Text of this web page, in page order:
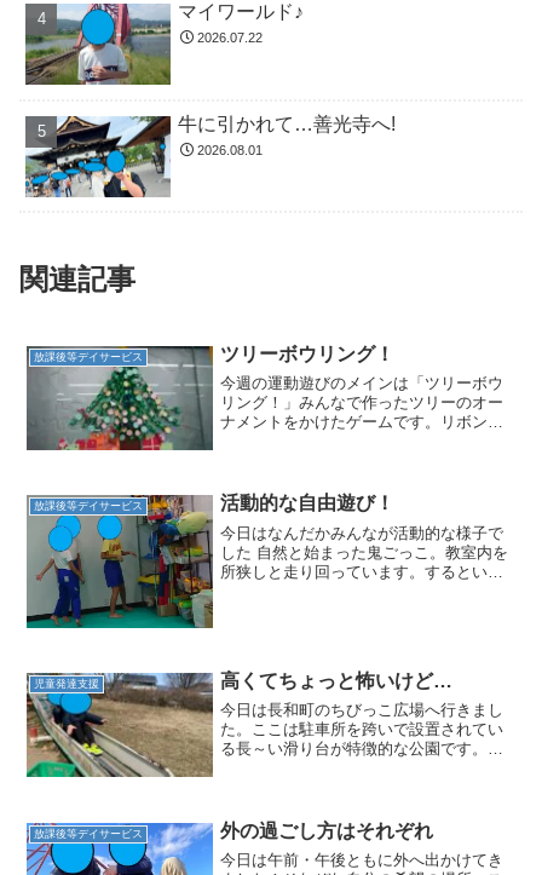
マイワールド♪
2026.07.22
牛に引かれて…善光寺へ!
2026.08.01
関連記事
放課後等デイサービス ツリーボウリング！
今週の運動遊びのメインは「ツリーボウ
リング！」みんなで作ったツリーのオー
ナメントをかけたゲームです。リボンや
が、これがなかなか難しい！...
放課後等デイサービス 活動的な自由遊び！
今日はなんだかみんなが活動的な様子で
した 自然と始まった鬼ごっこ。教室内を
所狭しと走り回っています。するといつ
児童発達支援 高くてちょっと怖いけど…
今日は長和町のちびっこ広場へ行きまし
た。ここは駐車所を跨いで設置されてい
る長～い滑り台が特徴的な公園です。子
っと怖い…」とつぶやく子もい...
放課後等デイサービス 外の過ごし方はそれぞれ
今日は午前・午後ともに外へ出かけてき